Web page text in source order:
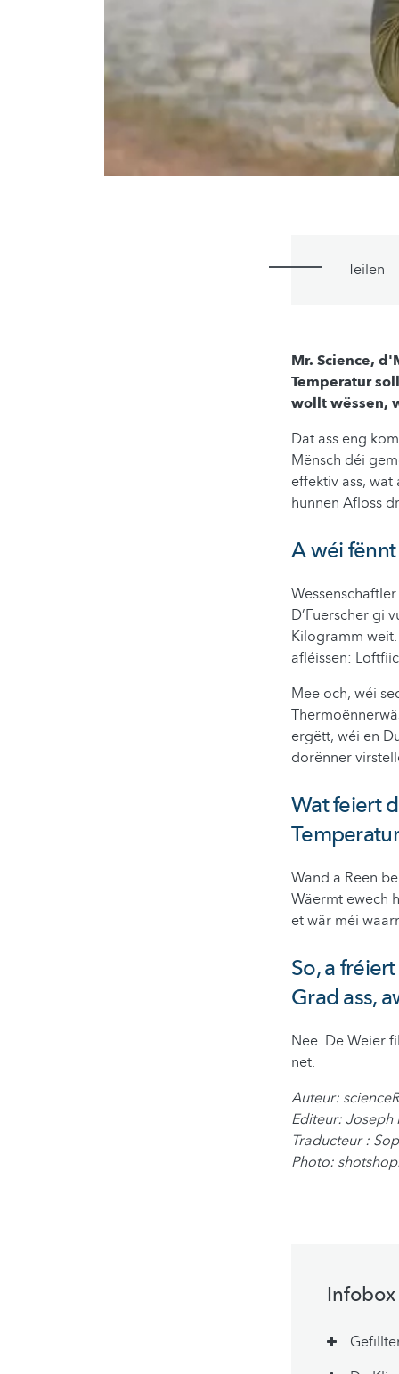
Teilen
Mr. Science,
Temperatur
wollt wëssen,
Dat ass eng
Mënsch déi
effektiv ass,
hunnen Afloss
A wéi
D’Fuerscher gi
Kilogramm
afléissen:
Mee och, wéi
ergëtt, wéi en
dorënner
Wat feiert
Wand a Reen
Wäermt ewech
et wär méi
So, a
Grad ass,
Nee. De Weier
net.
Auteur:
Editeur: Joseph
Traducteur :
Photo:
Infobox